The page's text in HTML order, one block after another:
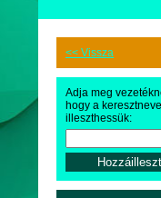
<< Vissza
Adja meg
hogy a
illeszthessük: